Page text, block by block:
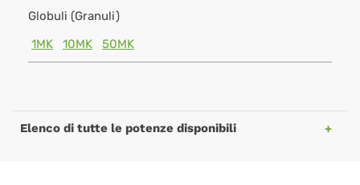
Globuli (Granuli)
1MK
10MK 50MK
Elenco di tutte le potenze disponibili